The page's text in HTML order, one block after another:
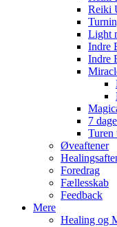
Reiki
Light
Indre
Indre
7
Turen
Øveaftener
Foredrag
Fællesskab
Feedback
Mere
Healing og